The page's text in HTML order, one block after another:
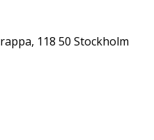
118 50 Stockholm